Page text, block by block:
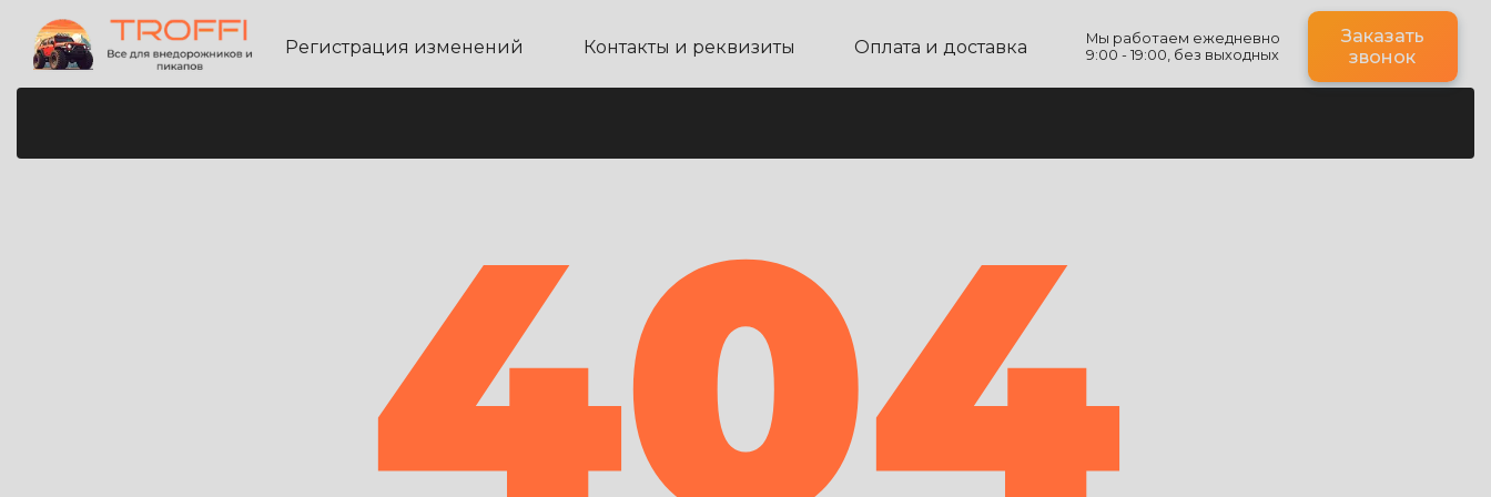
Регистрация изменений Контакты и реквизиты Оплата и доставка
Мы работаем ежедневно
9:00 - 19:00, без выходных
Заказать
звонок
404